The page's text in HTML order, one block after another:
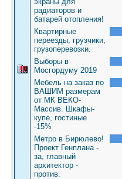
радиаторов и
батарей отопления!
Квартирные
переезды, грузчики,
грузоперевозки.
Выборы в
Мосгордуму 2019
Мебель на заказ по
ВАШИМ размерам
от МК ВЕКО-
Массив. Шкафы-
купе, гостиные
-15%
Метро в Бирюлево!
Проект Генплана -
за, главный
архитектор -
против.